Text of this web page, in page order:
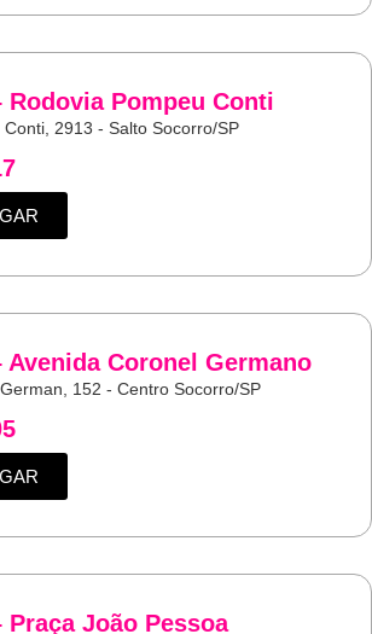
Rodovia Pompeu Conti
2913 - Salto Socorro/SP
Avenida Coronel Germano
152 - Centro Socorro/SP
Praça João Pessoa